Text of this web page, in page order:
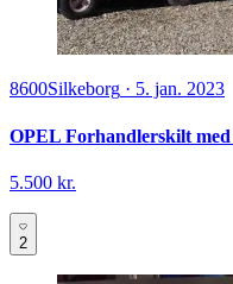
8600Silkeborg · 5. jan. 2023
OPEL Forhandlerskilt
5.500 kr.
2